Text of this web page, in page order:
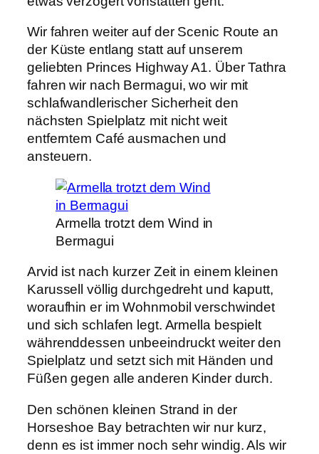
Wir fahren weiter auf der Scenic Route an
der Küste entlang statt auf unserem
geliebten Princes Highway A1. Über Tathra
fahren wir nach Bermagui, wo wir mit
schlafwandlerischer Sicherheit den
nächsten Spielplatz mit nicht weit
entferntem Café ausmachen und
ansteuern.
Armella trotzt dem Wind in
Bermagui
Arvid ist nach kurzer Zeit in einem kleinen
Karussell völlig durchgedreht und kaputt,
woraufhin er im Wohnmobil verschwindet
und sich schlafen legt. Armella bespielt
währenddessen unbeeindruckt weiter den
Spielplatz und setzt sich mit Händen und
Füßen gegen alle anderen Kinder durch.
Den schönen kleinen Strand in der
Horseshoe Bay betrachten wir nur kurz,
denn es ist immer noch sehr windig. Als wir